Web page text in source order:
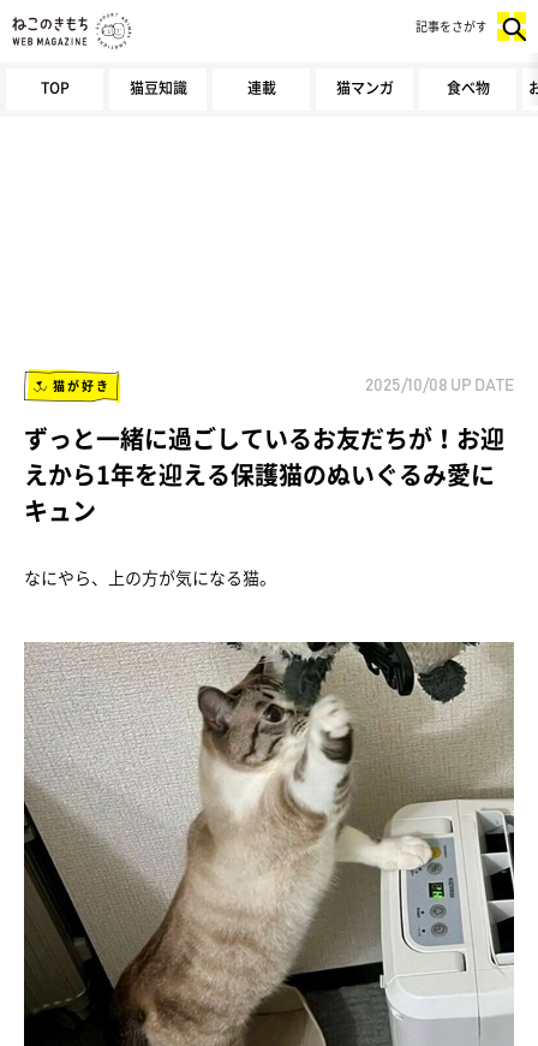
TOP 猫豆知識 連載 猫マンガ 食べ物
記事をさがす
猫が好き 2025/10/08 UP DATE
ずっと一緒に過ごしているお友だちが！お迎
えから1年を迎える保護猫のぬいぐるみ愛に
キュン
なにやら、上の方が気になる猫。